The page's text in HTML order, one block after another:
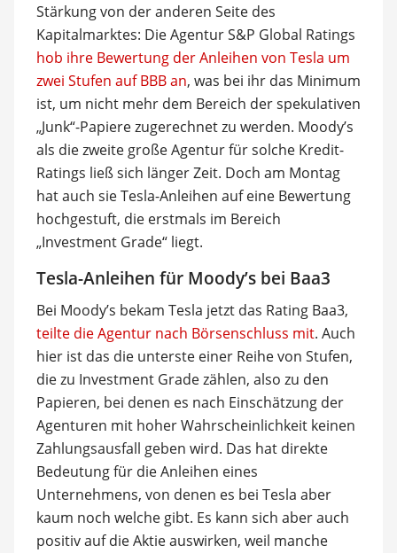
Stärkung von der anderen Seite des
Kapitalmarktes: Die Agentur S&P Global Ratings
hob ihre Bewertung der Anleihen von Tesla um
zwei Stufen auf BBB an, was bei ihr das Minimum
ist, um nicht mehr dem Bereich der spekulativen
„Junk“-Papiere zugerechnet zu werden. Moody’s
als die zweite große Agentur für solche Kredit-
Ratings ließ sich länger Zeit. Doch am Montag
hat auch sie Tesla-Anleihen auf eine Bewertung
hochgestuft, die erstmals im Bereich
„Investment Grade“ liegt.
Tesla-Anleihen für Moody’s bei Baa3
Bei Moody’s bekam Tesla jetzt das Rating Baa3,
teilte die Agentur nach Börsenschluss mit. Auch
hier ist das die unterste einer Reihe von Stufen,
die zu Investment Grade zählen, also zu den
Papieren, bei denen es nach Einschätzung der
Agenturen mit hoher Wahrscheinlichkeit keinen
Zahlungsausfall geben wird. Das hat direkte
Bedeutung für die Anleihen eines
Unternehmens, von denen es bei Tesla aber
kaum noch welche gibt. Es kann sich aber auch
positiv auf die Aktie auswirken, weil manche